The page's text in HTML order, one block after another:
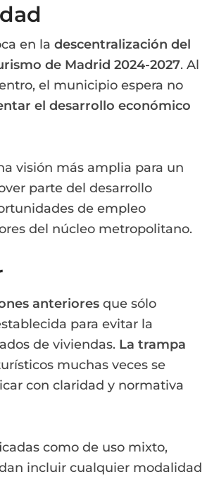
en la descentralización del
de Madrid 2024-2027. Al
el municipio espera no
el desarrollo económico
visión más amplia para un
parte del desarrollo
de empleo
del núcleo metropolitano.
anteriores que sólo
para evitar la
de viviendas. La trampa
muchas veces se
con claridad y normativa
como de uso mixto,
incluir cualquier modalidad